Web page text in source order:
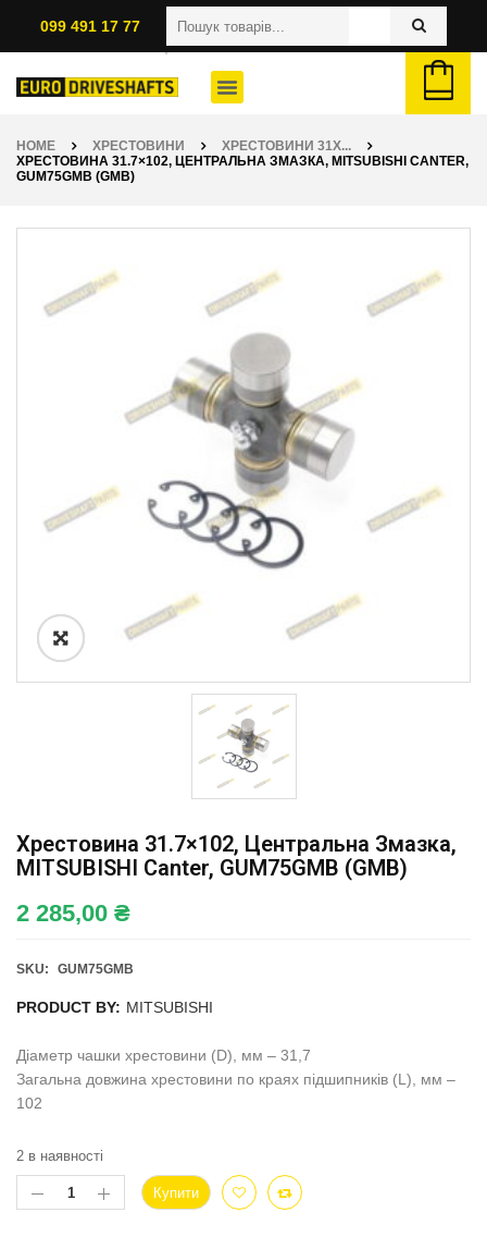
099 491 17 77
HOME ХРЕСТОВИНИ
ХРЕСТОВИНИ 31X...
ХРЕСТОВИНА 31.7×102, ЦЕНТРАЛЬНА ЗМАЗКА, MITSUBISHI CANTER,
GUM75GMB (GMB)
Хрестовина 31.7×102, Центральна Змазка,
MITSUBISHI Canter, GUM75GMB (GMB)
2 285,00 ₴
SKU: GUM75GMB
PRODUCT BY: MITSUBISHI
Діаметр чашки хрестовини (D), мм – 31,7
Загальна довжина хрестовини по краях підшипників (L), мм –
102
2 в наявності
Купити